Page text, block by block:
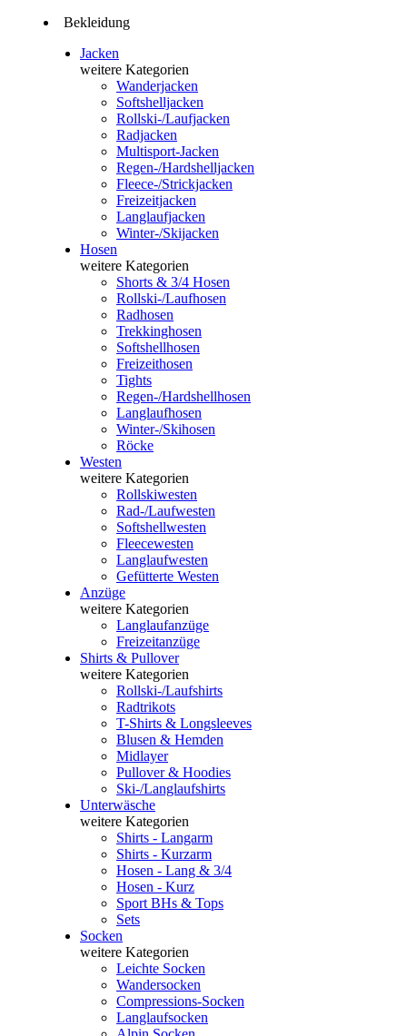
Bekleidung
Jacken
weitere Kategorien
Wanderjacken
Softshelljacken
Rollski-/Laufjacken
Radjacken
Multisport-Jacken
Regen-/Hardshelljacken
Fleece-/Strickjacken
Freizeitjacken
Langlaufjacken
Winter-/Skijacken
Hosen
weitere Kategorien
Shorts & 3/4 Hosen
Rollski-/Laufhosen
Radhosen
Trekkinghosen
Softshellhosen
Freizeithosen
Tights
Regen-/Hardshellhosen
Langlaufhosen
Winter-/Skihosen
Röcke
Westen
weitere Kategorien
Rollskiwesten
Rad-/Laufwesten
Softshellwesten
Fleecewesten
Langlaufwesten
Gefütterte Westen
Anzüge
weitere Kategorien
Langlaufanzüge
Freizeitanzüge
Shirts & Pullover
weitere Kategorien
Rollski-/Laufshirts
Radtrikots
T-Shirts & Longsleeves
Blusen & Hemden
Midlayer
Pullover & Hoodies
Ski-/Langlaufshirts
Unterwäsche
weitere Kategorien
Shirts - Langarm
Shirts - Kurzarm
Hosen - Lang & 3/4
Hosen - Kurz
Sport BHs & Tops
Sets
Socken
weitere Kategorien
Leichte Socken
Wandersocken
Compressions-Socken
Langlaufsocken